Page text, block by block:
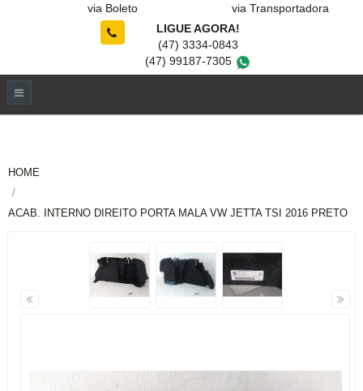
via Boleto
via Transportadora
LIGUE AGORA!
(47) 3334-0843
(47) 99187-7305
HOME
ACAB. INTERNO DIREITO PORTA MALA VW JETTA TSI 2016 PRETO